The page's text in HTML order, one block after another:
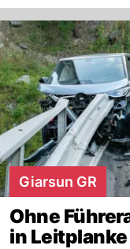
Giarsun GR
Ohne
in